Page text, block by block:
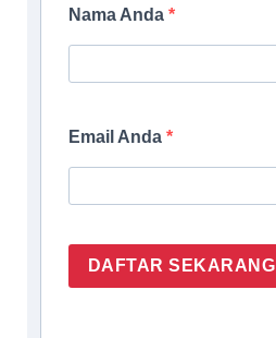
Nama Anda
Email Anda
DAFTAR SEKARANG